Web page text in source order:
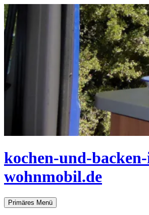
Zum
Inhalt
springen
kochen-und-
wohnmobil.de
Suchen
Primäres Menü